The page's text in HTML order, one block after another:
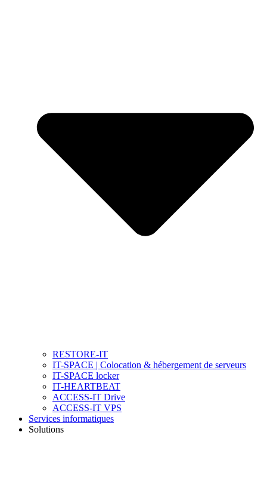
RESTORE-IT
IT-SPACE | Colocation & hébergement de serveurs
IT-SPACE locker
IT-HEARTBEAT
ACCESS-IT Drive
ACCESS-IT VPS
Services informatiques
Solutions